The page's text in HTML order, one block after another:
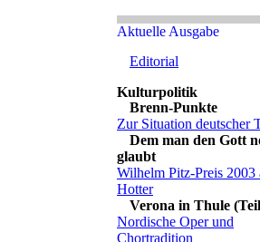
Editorial
Brenn-Punkte
Zur Situation deutscher
Dem man den Gott
glaubt
Wilhelm Pitz-Preis 2003
Hotter
Verona in Thule
Nordische Oper und
Chortradition